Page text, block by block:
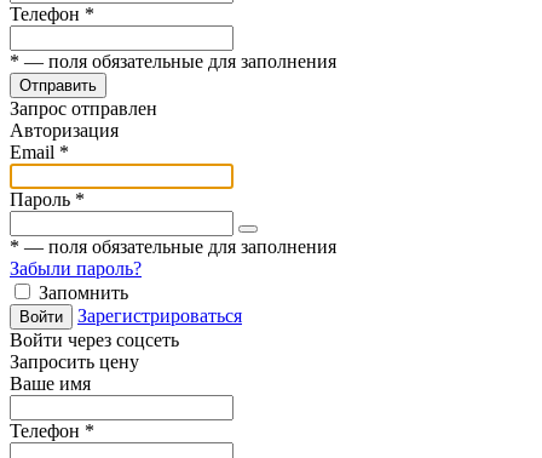
Телефон *
* — поля обязательные для заполнения
Отправить
Запрос отправлен
Авторизация
Email *
Пароль *
* — поля обязательные для заполнения
Забыли пароль?
Запомнить
Войти
Зарегистрироваться
Войти через соцсеть
Запросить цену
Ваше имя
Телефон *